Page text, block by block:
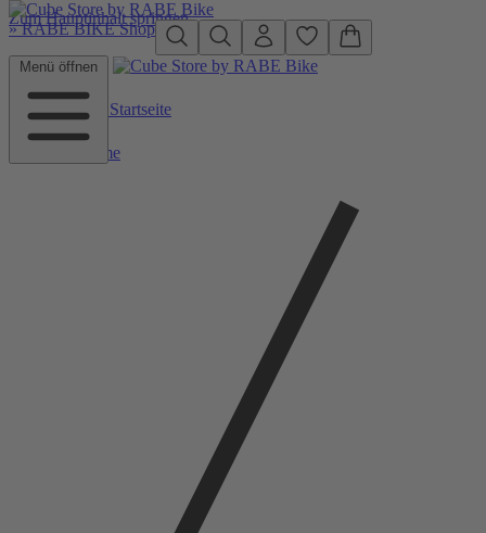
Zum Hauptinhalt springen
»RABE BIKE Shop
Menü öffnen
Zurück zu Startseite
Home